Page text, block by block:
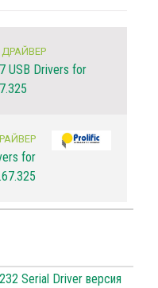
USB Drivers for
for
Serial Driver версия